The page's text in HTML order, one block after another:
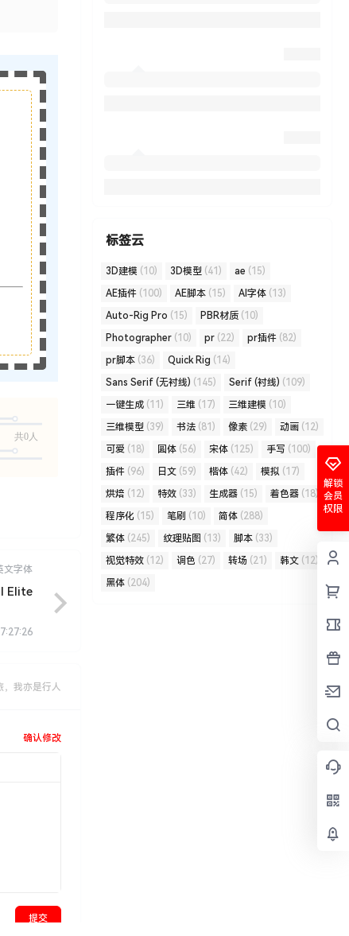
共0人
文字体
Elite
，我亦是行人
确认修改
提交
标签云
3D建模 (10) 3D模型 (41) ae (15)
AE插件 (100) AE脚本 (15) AI字体 (13)
Auto-Rig Pro (15) PBR材质 (10)
Photographer (10) pr (22) pr插件 (82)
pr脚本 (36) Quick Rig (14)
Sans Serif (无衬线) (145) Serif (衬线) (109)
一键生成 (11) 三维 (17) 三维建模 (10)
三维模型 (39) 书法 (81) 像素 (29) 动画 (12)
可爱 (18) 圆体 (56) 宋体 (125) 手写 (100)
插件 (96) 日文 (59) 楷体 (42) 模拟 (17)
烘焙 (12) 特效 (33) 生成器 (15) 着色器 (18)
程序化 (15) 笔刷 (10) 简体 (288)
繁体 (245) 纹理贴图 (13) 脚本 (33)
视觉特效 (12) 调色 (27) 转场 (21) 韩文 (12)
黑体 (204)
解锁
会员
权限